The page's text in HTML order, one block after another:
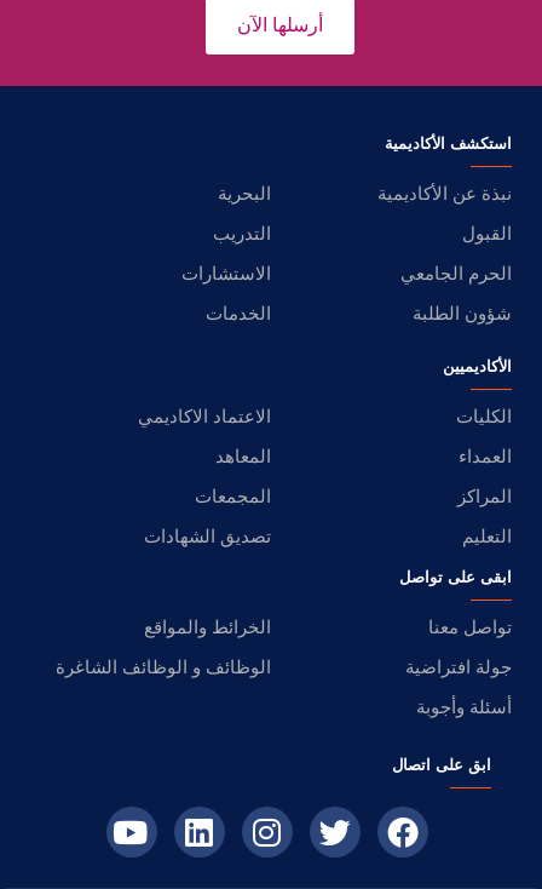
أرسلها الآن
استكشف الأكاديمية
نبذة عن الأكاديمية
البحرية
القبول
التدريب
الحرم الجامعي
الاستشارات
شؤون الطلبة
الخدمات
الأكاديميين
الكليات
الاعتماد الاكاديمي
العمداء
المعاهد
المراكز
المجمعات
التعليم
تصديق الشهادات
ابقى على تواصل
تواصل معنا
الخرائط والمواقع
جولة افتراضية
الوظائف و الوظائف الشاغرة
أسئلة وأجوبة
ابق على اتصال